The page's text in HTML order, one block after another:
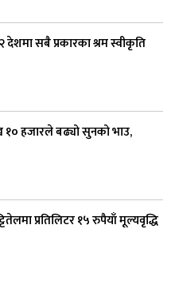
देशमा सबै प्रकारका श्रम स्वीकृति
१० हजारले बढ्यो सुनको भाउ,
प्रतिलिटर १५ रुपैयाँ मूल्यवृद्धि